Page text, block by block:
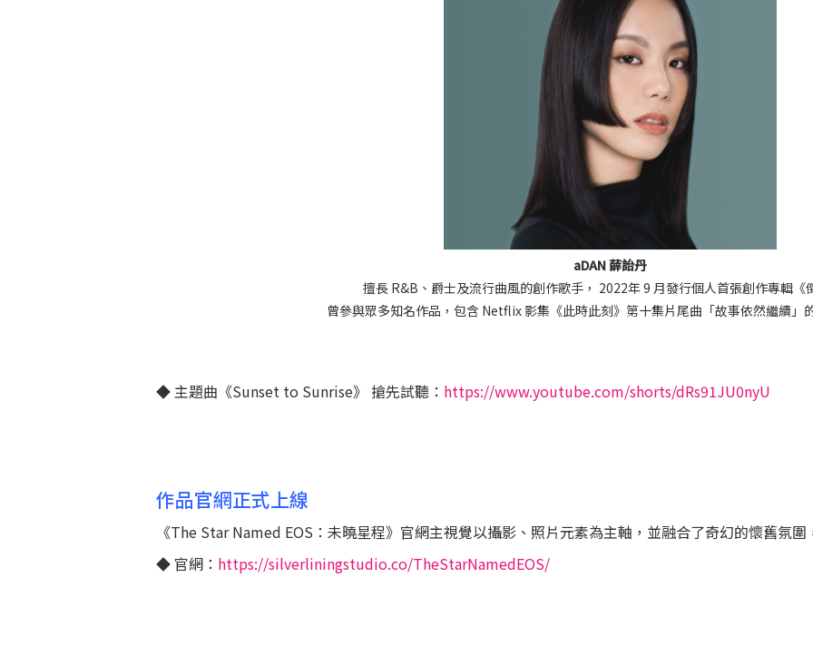
aDAN 薛詒丹
擅長 R&B、爵士及流行曲風的創作歌手， 2022年 9 月發行個人首張創作專輯《
曾參與眾多知名作品，包含 Netflix 影集《此時此刻》第十集片尾曲「故事依然繼續」
◆ 主題曲《Sunset to Sunrise》 搶先試聽： https://www.youtube.com/shorts/dRs91JU0nyU
作品官網正式上線
《The Star Named EOS：未曉星程》官網主視覺以攝影、照片元素為主軸，並融合了奇幻的懷舊氛
◆ 官網： https://silverliningstudio.co/TheStarNamedEOS/